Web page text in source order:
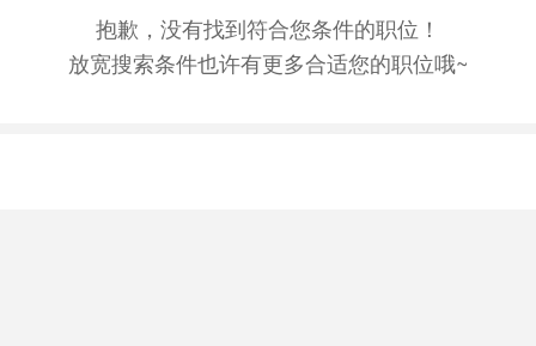
抱歉，没有找到符合您条件的职位！
放宽搜索条件也许有更多合适您的职位哦~